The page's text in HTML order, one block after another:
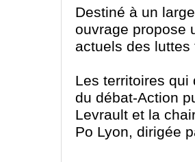
Destiné à un
ouvrage propose
actuels des luttes
Les territoires qui
du débat-Action
Levrault et la
Po Lyon, dirigée